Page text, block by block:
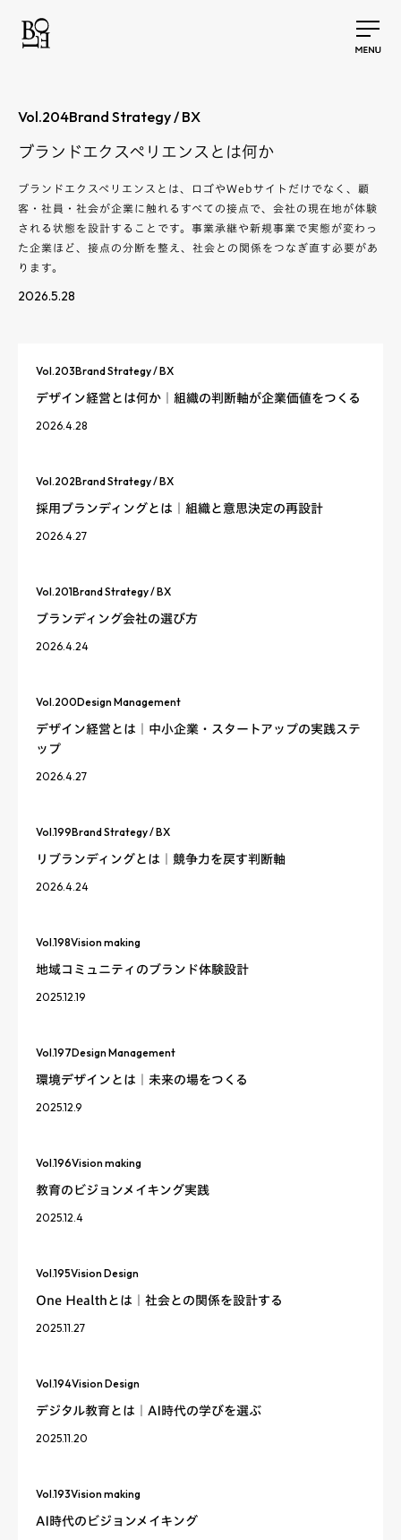
Vol.204Brand Strategy / BX
ブランドエクスペリエンスとは何か
ブランドエクスペリエンスとは、ロゴやWebサイトだけでなく、顧
客・社員・社会が企業に触れるすべての接点で、会社の現在地が体験
される状態を設計することです。事業承継や新規事業で実態が変わっ
た企業ほど、接点の分断を整え、社会との関係をつなぎ直す必要があ
ります。
2026.5.28
Vol.203Brand Strategy / BX
デザイン経営とは何か｜組織の判断軸が企業価値をつくる
2026.4.28
Vol.202Brand Strategy / BX
採用ブランディングとは｜組織と意思決定の再設計
2026.4.27
Vol.201Brand Strategy / BX
ブランディング会社の選び方
2026.4.24
Vol.200Design Management
デザイン経営とは｜中小企業・スタートアップの実践ステ
ップ
2026.4.27
Vol.199Brand Strategy / BX
リブランディングとは｜競争力を戻す判断軸
2026.4.24
Vol.198Vision making
地域コミュニティのブランド体験設計
2025.12.19
Vol.197Design Management
環境デザインとは｜未来の場をつくる
2025.12.9
Vol.196Vision making
教育のビジョンメイキング実践
2025.12.4
Vol.195Vision Design
One Healthとは｜社会との関係を設計する
2025.11.27
Vol.194Vision Design
デジタル教育とは｜AI時代の学びを選ぶ
2025.11.20
Vol.193Vision making
AI時代のビジョンメイキング